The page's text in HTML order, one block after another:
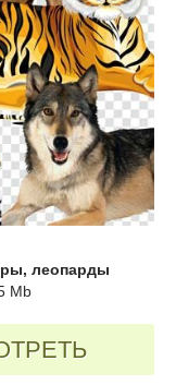
леопарды
Mb